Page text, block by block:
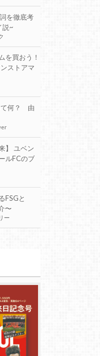
を徹底考
説~
を買おう！
ストアマ
て何？ 由
】 ユベン
ルFCのブ
FSGと
〜
ー